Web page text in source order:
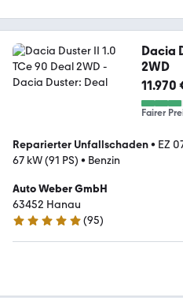
Dacia
2WD
11.970
Fairer
Reparierter Unfallschaden• EZ
67 kW (91 PS) • Benzin
Auto Weber GmbH
63452 Hanau
4.9 Sterne
(95)